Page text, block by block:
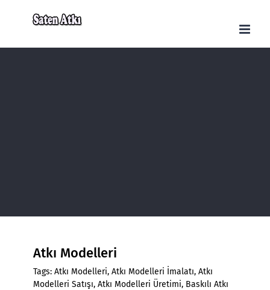
content
Atkı Modelleri
Tags: Atkı Modelleri, Atkı Modelleri İmalatı, Atkı
Modelleri Satışı, Atkı Modelleri Üretimi, Baskılı Atkı